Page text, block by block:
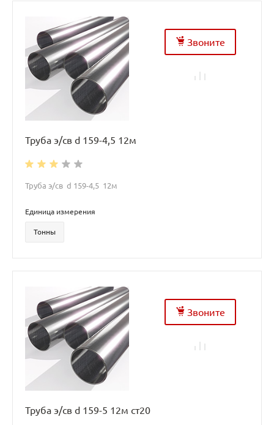
Звоните
Труба э/св d 159-4,5 12м
Труба э/св d 159-4,5 12м
Единица измерения
Тонны
Звоните
Труба э/св d 159-5 12м ст20